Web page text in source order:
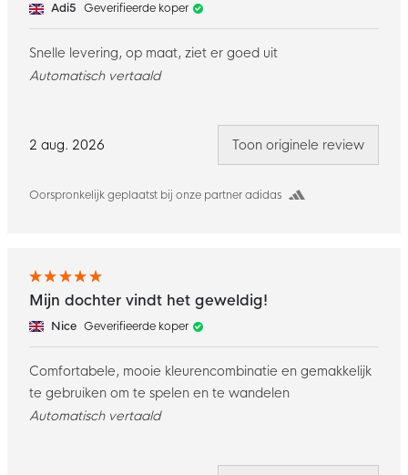
2 aug. 2026
Oorspronkelijk geplaatst bij onze partner adidas
Adi5 Geverifieerde koper
Snelle levering, op maat, ziet er goed uit
Automatisch vertaald
Toon originele review
Mijn dochter vindt het geweldig!
Nice Geverifieerde koper
Comfortabele, mooie kleurencombinatie en gemakkelijk
te gebruiken om te spelen en te wandelen
Automatisch vertaald